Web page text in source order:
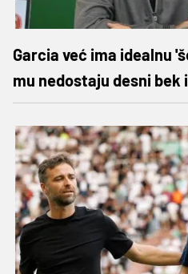
Garcia već ima idealnu
mu nedostaju desni bek